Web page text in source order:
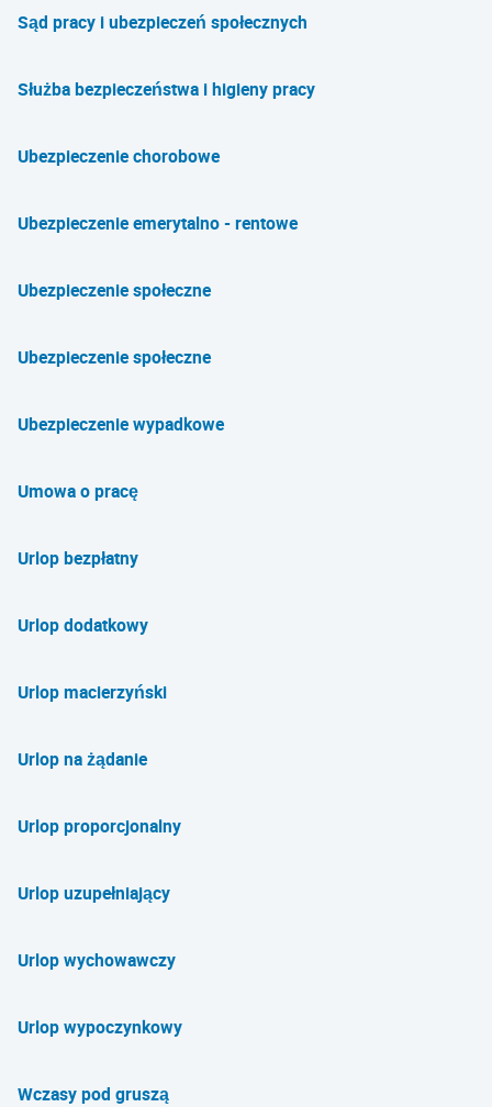
Sąd pracy i ubezpieczeń społecznych
Służba bezpieczeństwa i higieny pracy
Ubezpieczenie chorobowe
Ubezpieczenie emerytalno - rentowe
Ubezpieczenie społeczne
Ubezpieczenie społeczne
Ubezpieczenie wypadkowe
Umowa o pracę
Urlop bezpłatny
Urlop dodatkowy
Urlop macierzyński
Urlop na żądanie
Urlop proporcjonalny
Urlop uzupełniający
Urlop wychowawczy
Urlop wypoczynkowy
Wczasy pod gruszą